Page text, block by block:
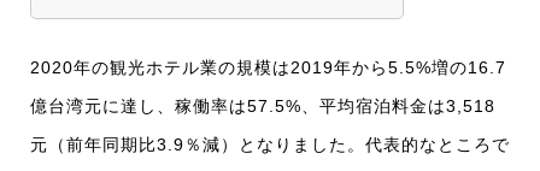
2020年の観光ホテル業の規模は2019年から5.5%増の16.7
億台湾元に達し、稼働率は57.5%、平均宿泊料金は3,518
元（前年同期比3.9％減）となりました。代表的なところで